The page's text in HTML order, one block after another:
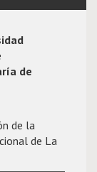
de
de la
de La